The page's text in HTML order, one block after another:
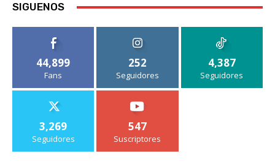
SIGUENOS
44,899
Fans
252
Seguidores
4,387
Seguidores
3,269
Seguidores
547
Suscriptores